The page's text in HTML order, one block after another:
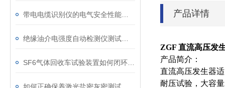
产品详情
ZGF 直流高压发
产品简介：
直流高压发生器
耐压试验，大容